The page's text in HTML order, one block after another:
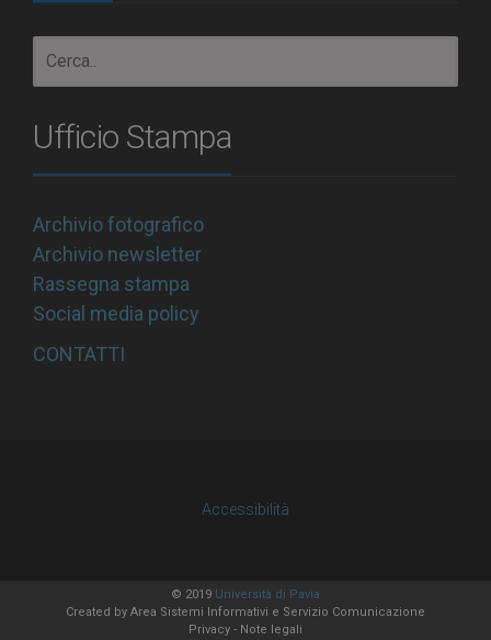
Ufficio Stampa
Archivio fotografico
Archivio newsletter
Rassegna stampa
Social media policy
CONTATTI
Accessibilità
© 2019 Università di Pavia
Created by Area Sistemi Informativi e Servizio Comunicazione
Privacy - Note legali